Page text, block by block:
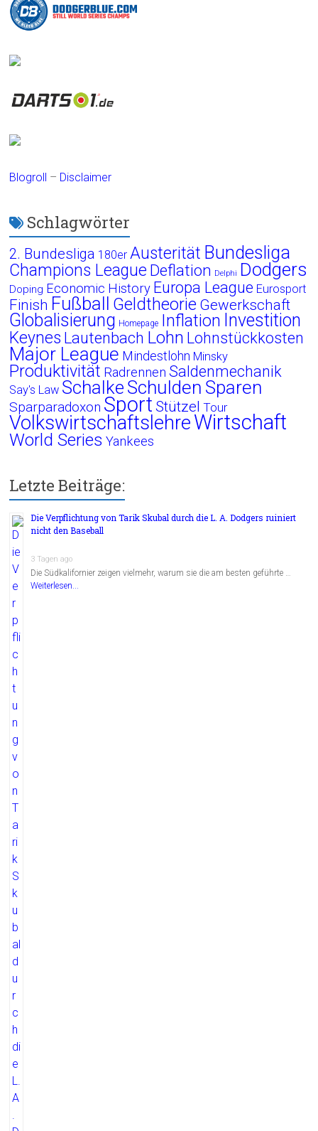
Blogroll – Disclaimer
Schlagwörter
2. Bundesliga 180er Austerität Bundesliga
Champions League Deflation Delphi Dodgers
Doping Economic History Europa League Eurosport
Finish Fußball Geldtheorie Gewerkschaft
Globalisierung Homepage Inflation Investition
Keynes Lautenbach Lohn Lohnstückkosten
Major League Mindestlohn Minsky
Produktivität Radrennen Saldenmechanik
Say's Law Schalke Schulden Sparen
Sparparadoxon Sport Stützel Tour
VolkswirtschaftslehreWirtschaft
World Series Yankees
Letzte Beiträge:
Die Verpflichtung von Tarik Skubal durch die L. A. Dodgers ruiniert
nicht den Baseball
3 Tagen ago
Die Südkalifornier zeigen vielmehr, warum sie die am besten geführte …
Weiterlesen...